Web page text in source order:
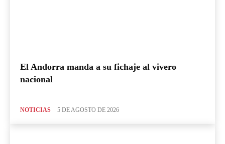
El Andorra manda a su fichaje al vivero
nacional
NOTICIAS 5 DE AGOSTO DE 2026